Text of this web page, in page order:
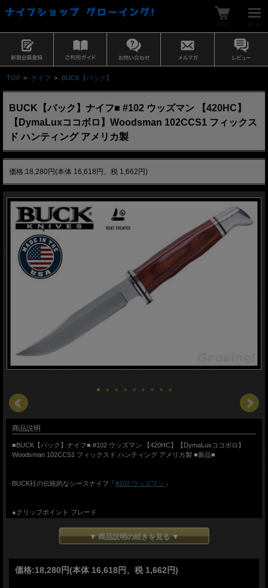
TOP > ナイフ > BUCK【バック】
BUCK【バック】ナイフ■ #102 ウッズマン 【420HC】
【DymaLuxココボロ】Woodsman 102CCS1 フィックス
ド ハンティング アメリカ製
価格:18,280円(本体 16,618円、税 1,662円)
商品説明
■BUCK【バック】ナイフ■ #102 ウッズマン 【420HC】【DymaLuxココボロ】
Woodsman 102CCS1 フィックスド ハンティング アメリカ製 ■新品■
BUCK社の伝統的なシースナイフ「#102 ウッズマン 」
●クリップポイント ブレード
●DymaLuxココボロ ハンドル
ヒルトとバット部分はアルミニウムを採用
非常にしっかりとしたものになっています
▼ 商品説明の続きを見る ▼
価格:18,280円(本体 16,618円、税 1,662円)